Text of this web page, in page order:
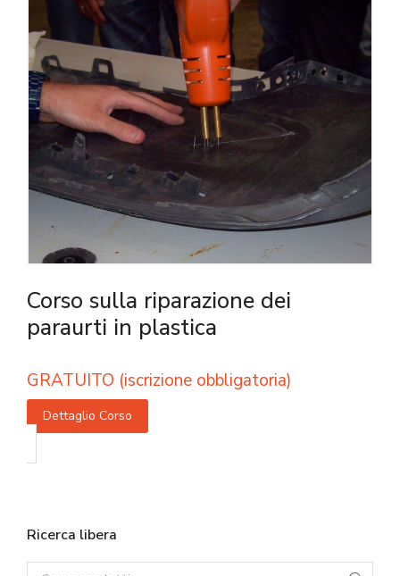
Corso sulla riparazione dei
paraurti in plastica
GRATUITO (iscrizione obbligatoria)
Dettaglio Corso
Ricerca libera